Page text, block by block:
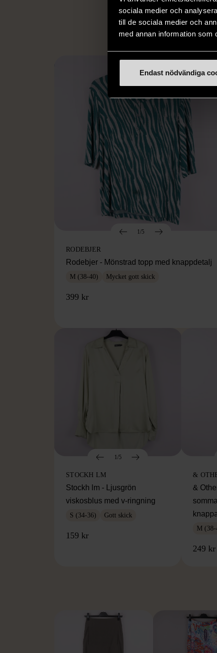
sociala medier och
till de sociala medier och
med annan information som
Endast nödvändiga
eller annat
1/5
RODEBJER
Rodebjer - Mönstrad topp med knappdetalj
M (38-40) Mycket gott skick
399 kr
1/5
STOCKH LM
Stockh lm - Ljusgrön
viskosblus med v-ringning
S (34-36) Gott skick
159 kr
&
&
M (38-
249 kr